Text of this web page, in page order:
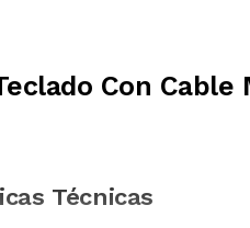
Con Cable
Técnicas